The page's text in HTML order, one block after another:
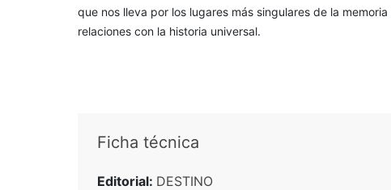
que nos lleva por los lugares más singulares de la
relaciones con la historia universal.
Ficha técnica
Editorial: DESTINO